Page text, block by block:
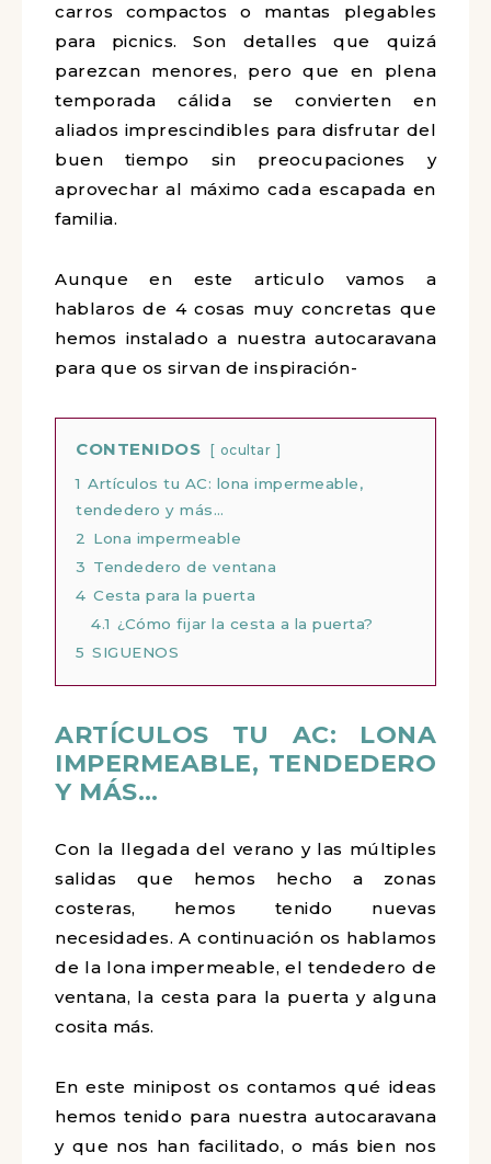
carros compactos o mantas plegables
para picnics. Son detalles que quizá
parezcan menores, pero que en plena
temporada cálida se convierten en
aliados imprescindibles para disfrutar del
buen tiempo sin preocupaciones y
aprovechar al máximo cada escapada en
familia.
Aunque en este articulo vamos a
hablaros de 4 cosas muy concretas que
hemos instalado a nuestra autocaravana
para que os sirvan de inspiración-
CONTENIDOS ocultar
1 Artículos tu AC: lona impermeable,
tendedero y más…
2
Lona impermeable
3 Tendedero de ventana
4 Cesta para la puerta
4.1 ¿Cómo fijar la cesta a la puerta?
5 SIGUENOS
ARTÍCULOS TU AC: LONA
IMPERMEABLE, TENDEDERO
Y MÁS…
Con la llegada del verano y las múltiples
salidas que hemos hecho a zonas
costeras, hemos tenido nuevas
necesidades. A continuación os hablamos
de la lona impermeable, el tendedero de
ventana, la cesta para la puerta y alguna
cosita más.
En este minipost os contamos qué ideas
hemos tenido para nuestra autocaravana
y que nos han facilitado, o más bien nos